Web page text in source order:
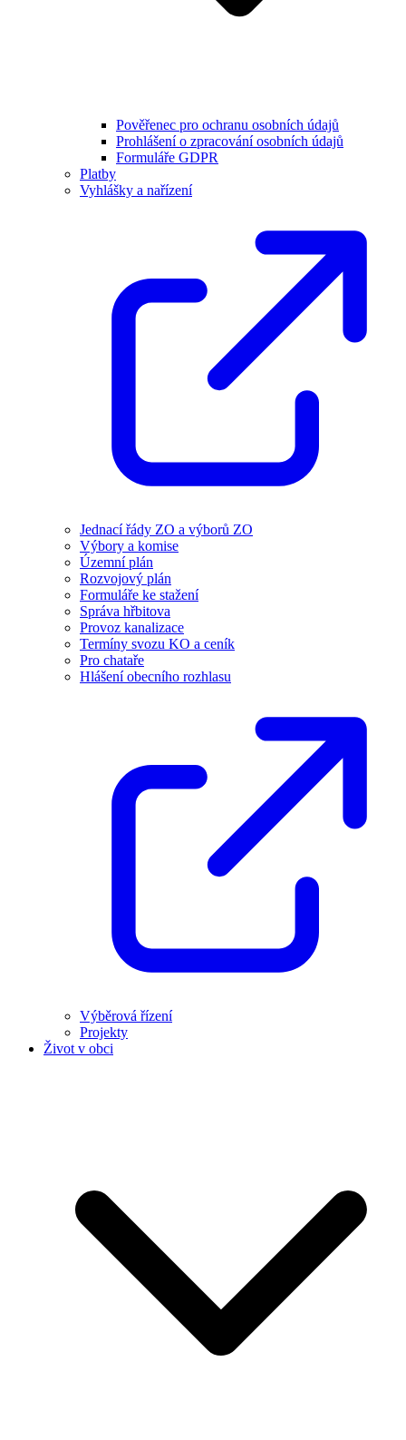
Pověřenec pro ochranu osobních údajů
Prohlášení o zpracování osobních údajů
Formuláře GDPR
Platby
Vyhlášky a nařízení
Jednací řády ZO a výborů ZO
Výbory a komise
Územní plán
Rozvojový plán
Formuláře ke stažení
Správa hřbitova
Provoz kanalizace
Termíny svozu KO a ceník
Pro chataře
Hlášení obecního rozhlasu
Výběrová řízení
Projekty
Život v obci